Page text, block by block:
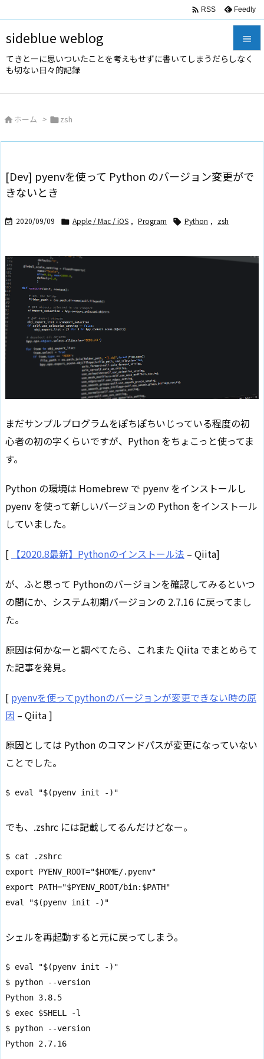
sideblue weblog
てきとーに思いついたことを考えもせずに書いてしまうだらしなく
も切ない日々的記録



次へ
 RSS Feedly
 ホーム > zsh
[Dev] pyenvを使って Python のバージョン変更がで
きないとき
 2020/09/09  Apple / Mac / iOS , Program  Python , zsh
まだサンプルプログラムをぽちぽちいじっている程度の初
心者の初の字くらいですが、Python をちょこっと使ってま
す。
Python の環境は Homebrew で pyenv をインストールし
pyenv を使って新しいバージョンの Python をインストール
していました。
[ 【2020.8最新】Pythonのインストール法 – Qiita]
が、ふと思って Pythonのバージョンを確認してみるといつ
の間にか、システム初期バージョンの 2.7.16 に戻ってまし
た。
原因は何かなーと調べてたら、これまた Qiita でまとめらて
た記事を発見。
[ pyenvを使ってpythonのバージョンが変更できない時の原
因 – Qiita ]
原因としては Python のコマンドパスが変更になっていない
ことでした。
$ eval "$(pyenv init -)"
でも、.zshrc には記載してるんだけどなー。
$ cat .zshrc
export PYENV_ROOT="$HOME/.pyenv"
export PATH="$PYENV_ROOT/bin:$PATH"
eval "$(pyenv init -)"
シェルを再起動すると元に戻ってしまう。
$ eval "$(pyenv init -)"
$ python --version
Python 3.8.5
$ exec $SHELL -l
$ python --version
Python 2.7.16